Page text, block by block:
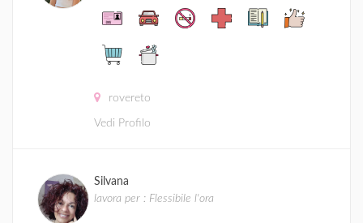
rovereto
Vedi Profilo
Silvana
lavora per : Flessibile l'ora